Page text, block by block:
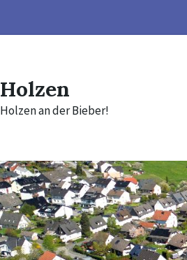
Holzen
Holzen an der Bieber!